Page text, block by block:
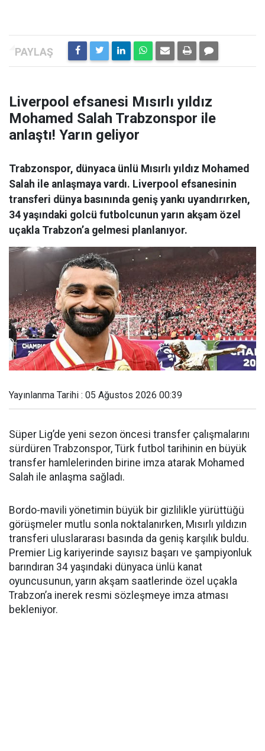
Liverpool efsanesi Mısırlı yıldız
Mohamed Salah Trabzonspor ile
anlaştı! Yarın geliyor
Trabzonspor, dünyaca ünlü Mısırlı yıldız Mohamed
Salah ile anlaşmaya vardı. Liverpool efsanesinin
transferi dünya basınında geniş yankı uyandırırken,
34 yaşındaki golcü futbolcunun yarın akşam özel
uçakla Trabzon’a gelmesi planlanıyor.
Yayınlanma Tarihi : 05 Ağustos 2026 00:39
Süper Lig’de yeni sezon öncesi transfer çalışmalarını
sürdüren Trabzonspor, Türk futbol tarihinin en büyük
transfer hamlelerinden birine imza atarak Mohamed
Salah ile anlaşma sağladı.
Bordo-mavili yönetimin büyük bir gizlilikle yürüttüğü
görüşmeler mutlu sonla noktalanırken, Mısırlı yıldızın
transferi uluslararası basında da geniş karşılık buldu.
Premier Lig kariyerinde sayısız başarı ve şampiyonluk
barındıran 34 yaşındaki dünyaca ünlü kanat
oyuncusunun, yarın akşam saatlerinde özel uçakla
Trabzon’a inerek resmi sözleşmeye imza atması
bekleniyor.